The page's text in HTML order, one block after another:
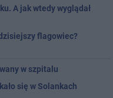
A jak wtedy wyglądał
flagowiec?
w szpitalu
się w Solankach